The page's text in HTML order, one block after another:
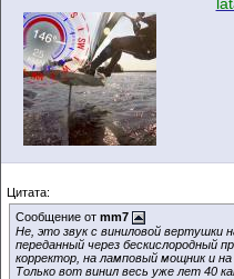
Цитата:
Сообщение от mm7
Не, это звук с виниловой вертушки
переданный через бескислородный
корректор, на ламповый мощник и на
Только вот винил весь уже лет 40